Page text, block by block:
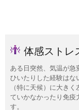
体感ストレ
ある日突然、気温が急
ひいたりした経験はな
（特に天候）に大き
ていかなかったり免疫
す。